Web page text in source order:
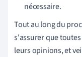
nécessaire.
Tout au long du
s'assurer que
leurs opinions, et